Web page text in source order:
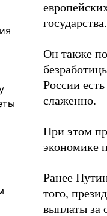
государства.
Он также
России
слаженно.
При этом
экономике
Ранее
того,
выплаты за